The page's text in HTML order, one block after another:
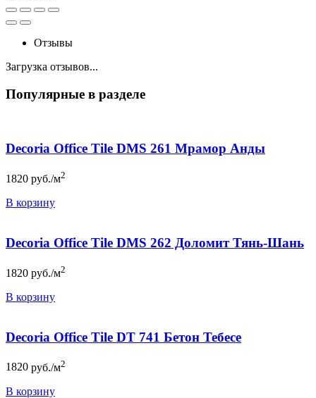
Отзывы
Загрузка отзывов...
Популярные в разделе
Decoria Office Tile DMS 261 Мрамор Анды
1820 руб./м2
В корзину
Decoria Office Tile DMS 262 Доломит Тянь-Шань
1820 руб./м2
В корзину
Decoria Office Tile DT 741 Бетон Тебесе
1820 руб./м2
В корзину